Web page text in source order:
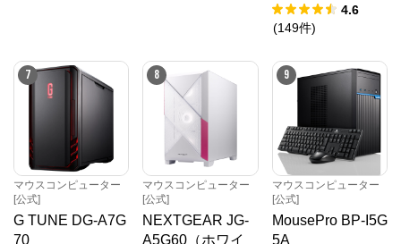
4.6
(149件)
7
マウスコンピューター
[公式]
G TUNE DG-A7G
70
8
マウスコンピューター
[公式]
NEXTGEAR JG-
A5G60（ホワイ
9
マウスコンピューター
[公式]
MousePro BP-I5G
5A